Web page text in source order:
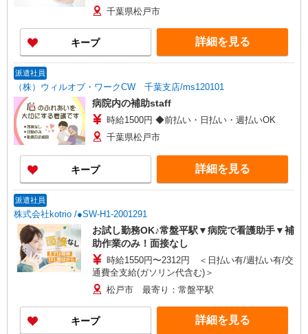
千葉県松戸市
キープ 詳細を見る
派遣社員
（株）ウィルオブ・ワークCW 千葉支店/ms120101
病院内の補助staff
時給1500円 ◆前払い・日払い・週払いOK
千葉県松戸市
キープ 詳細を見る
派遣社員
株式会社kotrio /●SW-H1-2001291
お試し勤務OK♪常盤平駅▼病院で看護助手▼補
助作業のみ！面接なし
時給1550円〜2312円 ＜日払い有/週払い有/交
通費全支給(ガソリン代含む)＞
松戸市 最寄り：常盤平駅
キープ 詳細を見る